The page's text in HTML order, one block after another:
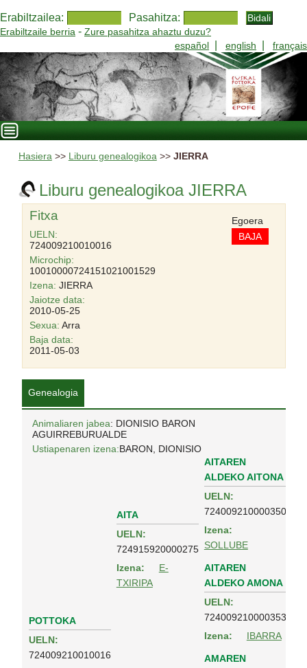
Erabiltzailea: Pasahitza:
Erabiltzaile berria - Zure pasahitza ahaztu duzu?
español
english français
Hasiera>> Liburu genealogikoa>> JIERRA
Liburu genealogikoa JIERRA
Fitxa
UELN:
724009210010016
Microchip:
10010000724151021001529
Izena: JIERRA
Jaiotze data:
2010-05-25
Sexua: Arra
Egoera
BAJA
Baja data:
2011-05-03
Genealogia
Animaliaren jabea: DIONISIO BARON
AGUIRREBURUALDE
Ustiapenaren izena:BARON, DIONISIO
POTTOKA
UELN:
724009210010016
AITA
UELN:
724915920000275
Izena:
E-
TXIRIPA
AITAREN
ALDEKO AITONA
UELN:
724009210000350
Izena:
SOLLUBE
AITAREN
ALDEKO AMONA
UELN:
724009210000353
Izena:
IBARRA
AMAREN